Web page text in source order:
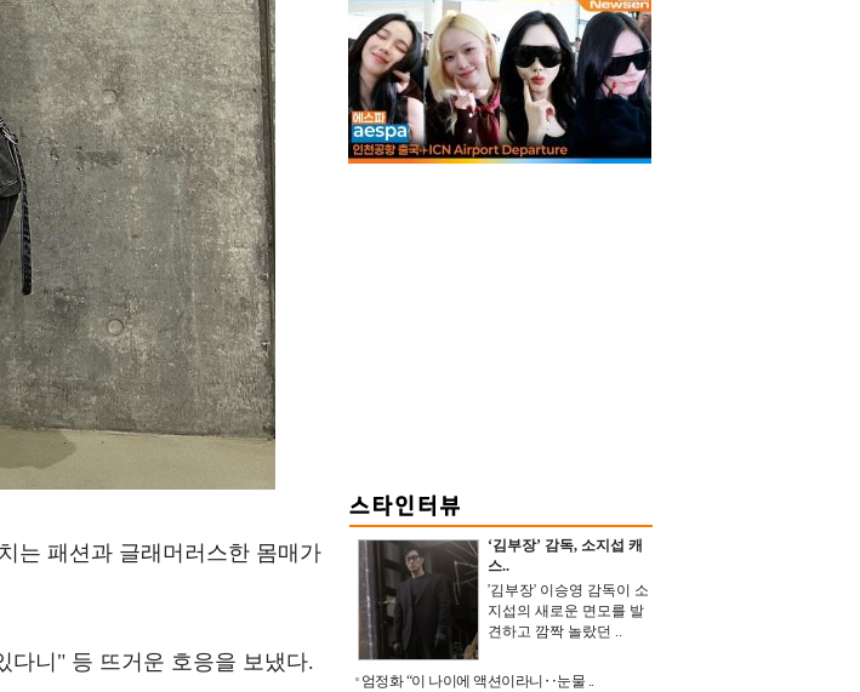
는 패션과 글래머러스한 몸매가
다니" 등 뜨거운 호응을 보냈다.
‘김부장’ 감독, 소지섭 캐
스..
'김부장' 이승영 감독이 소
지섭의 새로운 면모를 발
견하고 깜짝 놀랐던 ..
엄정화 “이 나이에 액션이라니‥눈물 ..